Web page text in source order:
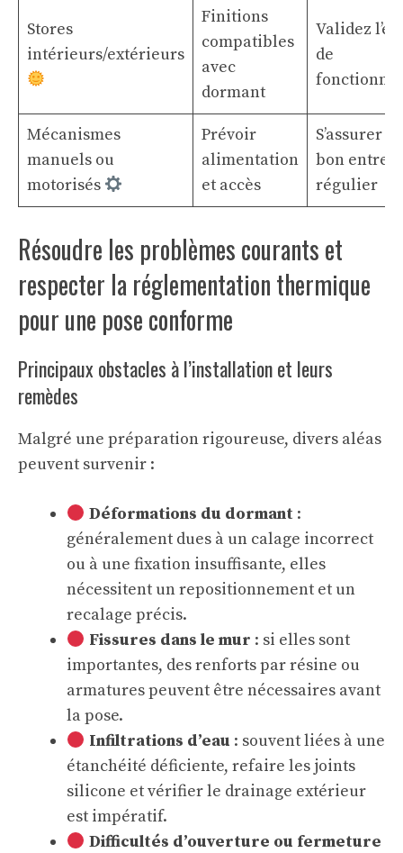
Stores
intérieurs/extérieurs
Finitions
compatibles
avec
dormant
Validez
de
Mécanismes
manuels ou
motorisés
Prévoir
alimentation
et accès
S’assurer
bon
régulier
Résoudre les problèmes courants et
respecter la réglementation thermique
pour une pose conforme
Principaux obstacles à l’installation et leurs
remèdes
Malgré une préparation rigoureuse, divers aléas
peuvent survenir :
Déformations du dormant :
généralement dues à un calage incorrect
ou à une fixation insuffisante, elles
nécessitent un repositionnement et un
recalage précis.
Fissures dans le mur : si elles sont
importantes, des renforts par résine ou
armatures peuvent être nécessaires avant
la pose.
Infiltrations d’eau : souvent liées à une
étanchéité déficiente, refaire les joints
silicone et vérifier le drainage extérieur
est impératif.
Difficultés d’ouverture ou fermeture